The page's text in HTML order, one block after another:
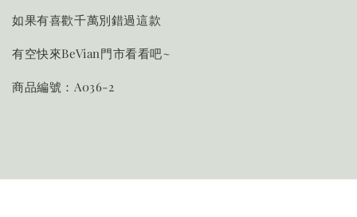
如果有喜歡千萬別錯過這款
有空快來BeVian門市看看吧~
商品編號：A036-2